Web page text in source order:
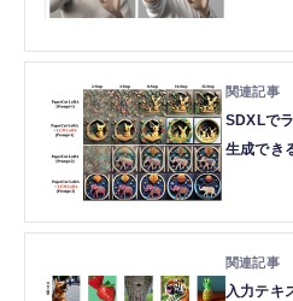
SDXLで
生成でき
5本を解
入力テキ